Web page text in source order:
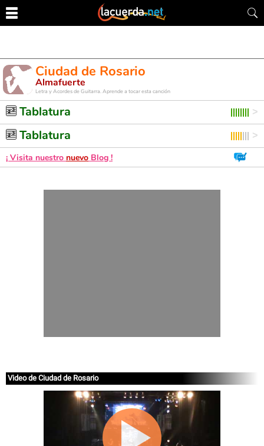
Ciudad de Rosario
Almafuerte
Letra y Acordes de Guitarra. Aprende a tocar esta canción
Tablatura
Tablatura
¡ Visita nuestro nuevo Blog !
Video de Ciudad de Rosario